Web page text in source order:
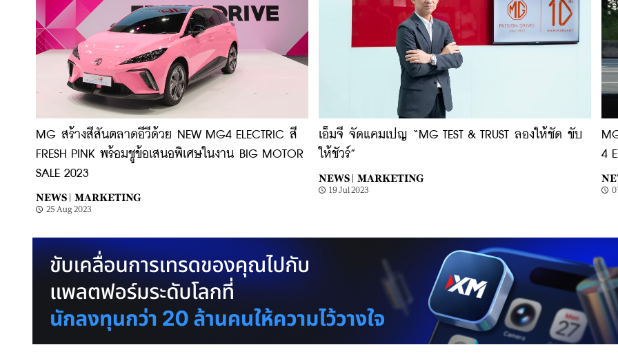
MG สร้างสีสันตลาดอีวีด้วย NEW MG4 ELECTRIC สี
FRESH PINK พร้อมชูข้อเสนอพิเศษในงาน BIG MOTOR
SALE 2023
NEWS | MARKETING
25 Aug 2023
เอ็มจี จัดแคมเปญ “MG TEST & TRUST ลองให้ชัด ขับ
ให้ชัวร์”
NEWS | MARKETING
19 Jul 2023
4